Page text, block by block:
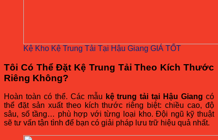
Kệ Kho Kệ Trung Tải Tại Hậu Giang GIÁ TỐT
Tôi Có Thể Đặt Kệ Trung Tải Theo Kích Thước
Riêng Không?
Hoàn toàn có thể. Các mẫu kệ trung tải tại Hậu Giang có
thể đặt sản xuất theo kích thước riêng biệt: chiều cao, độ
sâu, số tầng… phù hợp với từng loại kho. Đội ngũ kỹ thuật
sẽ tư vấn tận tình để bạn có giải pháp lưu trữ hiệu quả nhất.